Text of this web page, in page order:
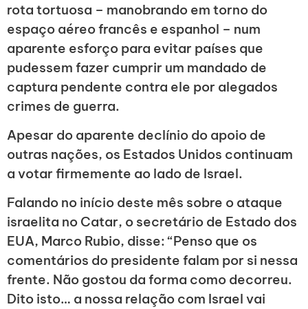
rota tortuosa – manobrando em torno do
espaço aéreo francês e espanhol – num
aparente esforço para evitar países que
pudessem fazer cumprir um mandado de
captura pendente contra ele por alegados
crimes de guerra.
Apesar do aparente declínio do apoio de
outras nações, os Estados Unidos continuam
a votar firmemente ao lado de Israel.
Falando no início deste mês sobre o ataque
israelita no Catar, o secretário de Estado dos
EUA, Marco Rubio, disse: “Penso que os
comentários do presidente falam por si nessa
frente. Não gostou da forma como decorreu.
Dito isto… a nossa relação com Israel vai